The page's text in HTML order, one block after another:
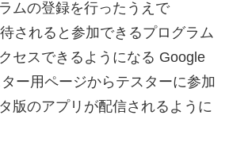
ムの登録を行ったうえで
されると参加できるプログラム
セスできるようになる Google
ー用ページからテスターに参加
版のアプリが配信されるように